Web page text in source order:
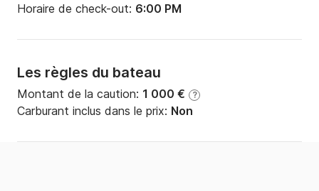
Horaire de check-out: 6:00 PM
Les règles du bateau
Montant de la caution: 1 000 € ?
Carburant inclus dans le prix: Non